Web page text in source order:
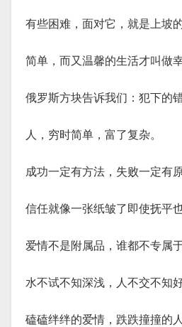
有些困难，面对它，就是上坡
简单，而又温馨的生活才叫做幸
俄罗斯方块告诉我们：犯下的
人，穷时简单，富了复杂。
成功一定有方法，失败一定有原
信任就像一张纸皱了即使抚平
爱情不是附属品，谁都不专属
水不试不知深浅，人不交不知好
磕磕绊绊的爱情，跌跌撞撞的人